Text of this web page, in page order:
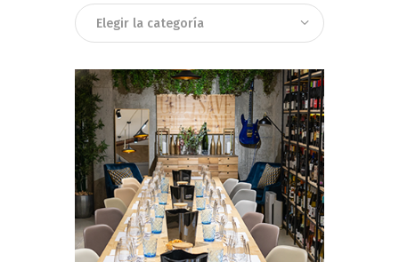
Categorias